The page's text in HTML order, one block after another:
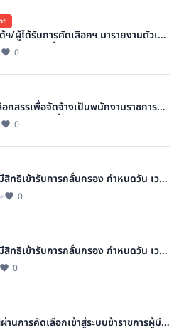
นสังกัดกรมที่ดิน
0
ายงานตัว เพื่อจัดจ้างเป็นพนักงาน
ลาง) ในสังกัดกรมที่ดิน
0
ารพิจารณากลั่นกรองข้าราชการพลเรือน
ยชื่อผู้ผ่านการกลั่นกรองเพื่อแต่งตั้งให้
อำนวยการ ระดับสูง กรมที่ดิน
0
ารพิจารณากลั่นกรองข้าราชการพลเรือน
ยชื่อผู้ผ่านการกลั่นกรองเพื่อแต่งตั้งให้
ทอำนวยการ ระดับต้น กรมที่ดิน
0